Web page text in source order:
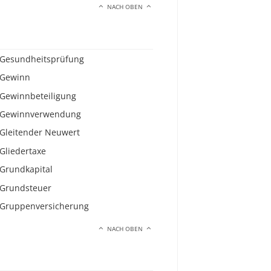
NACH OBEN
Gesundheitsprüfung
Gewinn
Gewinnbeteiligung
Gewinnverwendung
Gleitender Neuwert
Gliedertaxe
Grundkapital
Grundsteuer
Gruppenversicherung
NACH OBEN